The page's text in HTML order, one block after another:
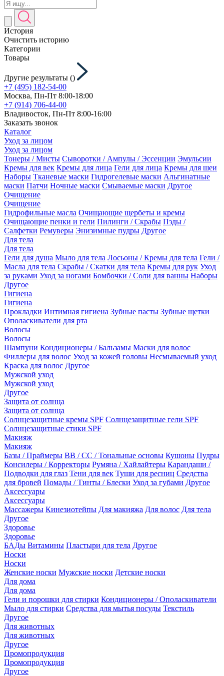
История
Очистить историю
Категории
Товары
Другие результаты ()
+7 (495) 182-54-00
Москва, Пн-Пт 8:00-18:00
+7 (914) 706-44-00
Владивосток, Пн-Пт 8:00-16:00
Заказать звонок
Каталог
Уход за лицом
Уход за лицом
Тонеры / Мисты Сыворотки / Ампулы / Эссенции Эмульсии
Кремы для век Кремы для лица Гели для лица Кремы для шеи
Наборы Тканевые маски Гидрогелевые маски Альгинатные
маски Патчи Ночные маски Смываемые маски Другое
Очищение
Очищение
Гидрофильные масла Очищающие щербеты и кремы
Очищающие пенки и гели Пилинги / Скрабы Пэды /
Салфетки Ремуверы Энизимные пудры Другое
Для тела
Для тела
Гели для душа Мыло для тела Лосьоны / Кремы для тела Гели /
Масла для тела Скрабы / Скатки для тела Кремы для рук Уход
за руками Уход за ногами Бомбочки / Соли для ванны Наборы
Другое
Гигиена
Гигиена
Прокладки Интимная гигиена Зубные пасты Зубные щетки
Ополаскиватели для рта
Волосы
Волосы
Шампуни Кондиционеры / Бальзамы Маски для волос
Филлеры для волос Уход за кожей головы Несмываемый уход
Краска для волос Другое
Мужской уход
Мужской уход
Другое
Защита от солнца
Защита от солнца
Солнцезащитные кремы SPF Солнцезащитные гели SPF
Солнцезащитные стики SPF
Макияж
Макияж
Базы / Праймеры BB / CC / Тональные основы Кушоны Пудры
Консилеры / Корректоры Румяна / Хайлайтеры Карандаши /
Подводки для глаз Тени для век Туши для ресниц Средства
для бровей Помады / Тинты / Блески Уход за губами Другое
Аксессуары
Аксессуары
Массажеры Кинезиотейпы Для макияжа Для волос Для тела
Другое
Здоровье
Здоровье
БАДы Витамины Пластыри для тела Другое
Носки
Носки
Женские носки Мужские носки Детские носки
Для дома
Для дома
Гели и порошки для стирки Кондиционеры / Ополаскиватели
Мыло для стирки Средства для мытья посуды Текстиль
Другое
Для животных
Для животных
Другое
Промопродукция
Промопродукция
Другое